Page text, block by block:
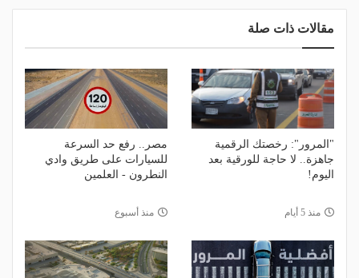
مقالات ذات صلة
"المرور": رخصتك الرقمية
جاهزة.. لا حاجة للورقية بعد
اليوم!
منذ 5 أيام
مصر.. رفع حد السرعة
للسيارات على طريق وادي
النطرون - العلمين
منذ أسبوع